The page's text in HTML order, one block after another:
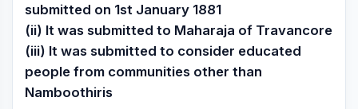
submitted on 1st January 1881
(ii) It was submitted to Maharaja of Travancore
(iii) It was submitted to consider educated
people from communities other than
Namboothiris